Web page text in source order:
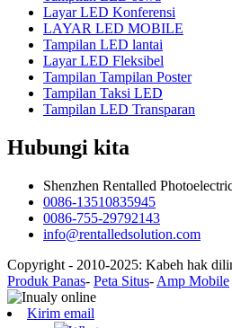
Layar LED Konferensi
LAYAR LED MOBILE
Tampilan LED lantai
Layar LED Fleksibel
Tampilan Tampilan Poster
Tampilan Taksi LED
Tampilan LED Transparan
Hubungi kita
Shenzhen Rentalled
0086-13510835945
0086-755-29792143
info@rentalledsolution.com
Copyright - 2010-2025: Kabeh hak
Produk Panas- Peta Situs- Amp Mobile
Kirim email